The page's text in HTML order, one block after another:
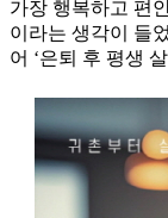
가장 행복하고 편
이라는 생각이 들
어 ‘은퇴 후 평생